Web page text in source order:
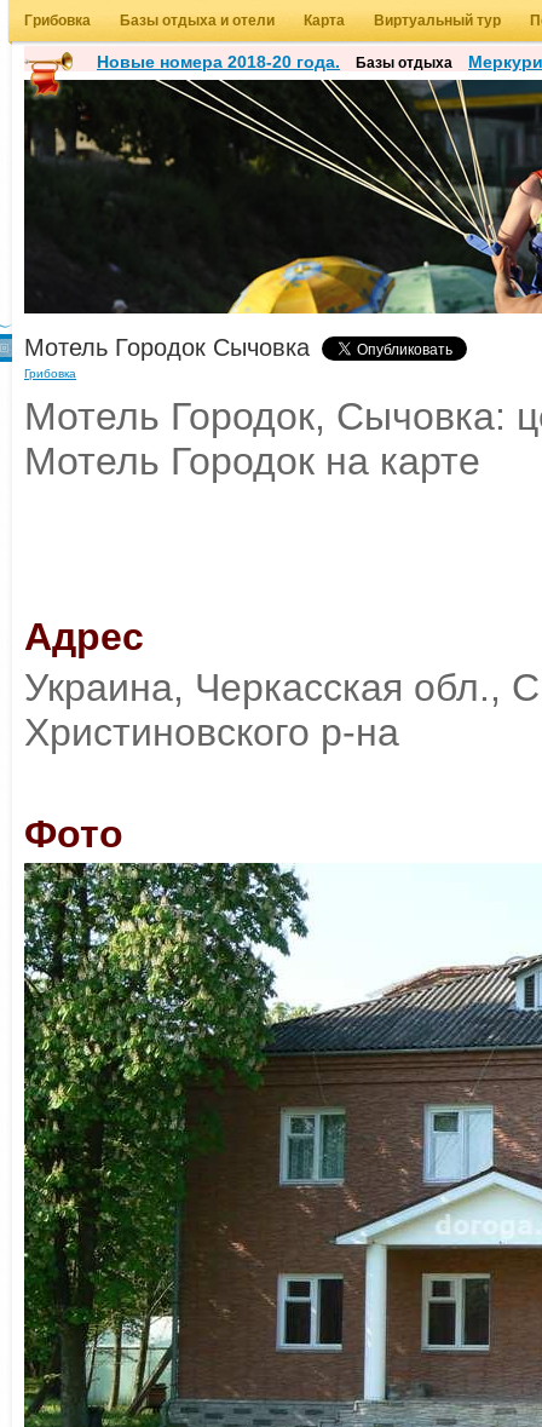
Грибовка Базы отдыха и отели Карта Виртуальный тур
Новые номера 2018-20 года. Базы отдыха
Грибовка
Мотель Городок Сычовка
Мотель Городок, Сычовка:
Мотель Городок на карте
Адрес
Украина, Черкасская обл.,
Христиновского р-на
Фото